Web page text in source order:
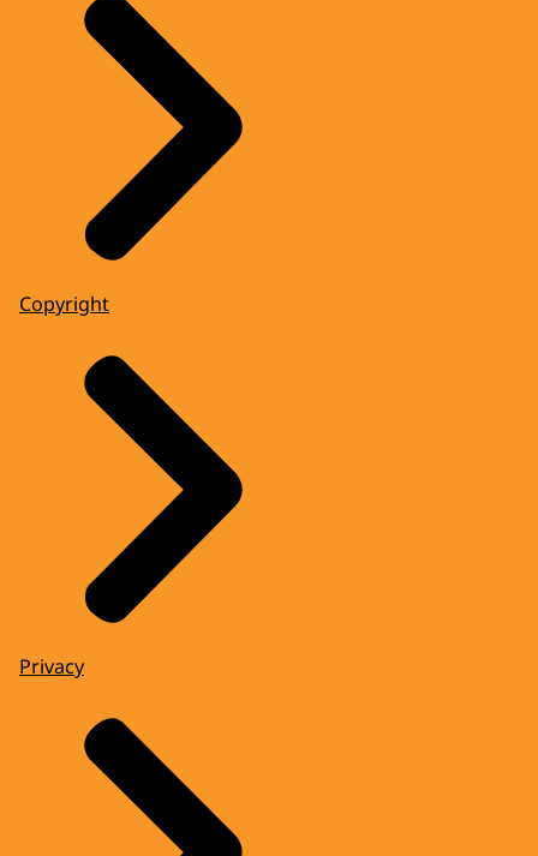
Copyright
Privacy